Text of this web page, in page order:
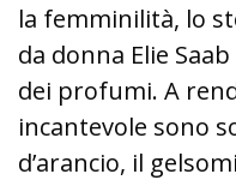
la femminilità, lo
da donna Elie
dei profumi. A
incantevole sono
d’arancio, il